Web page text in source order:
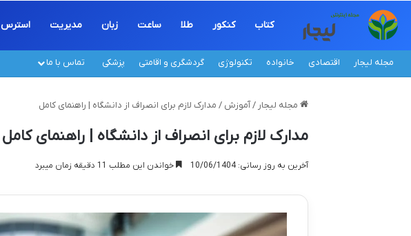
کتاب کنکور طلا ساعت زبان مدیریت استرس
مجله لیجار اقتصادی خانواده تکنولوژی گردشگری و اقامتی پزشکی تماس با ما
مجله لیجار / آموزش / مدارک لازم برای انصراف از دانشگاه | راهنمای کامل
مدارک لازم برای انصراف از دانشگاه | راهنمای کامل
آخرین به روز رسانی: 10/06/1404 خواندن این مطلب 11 دقیقه زمان میبرد